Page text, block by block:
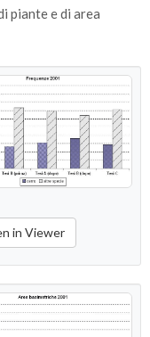
piante e di area
in Viewer